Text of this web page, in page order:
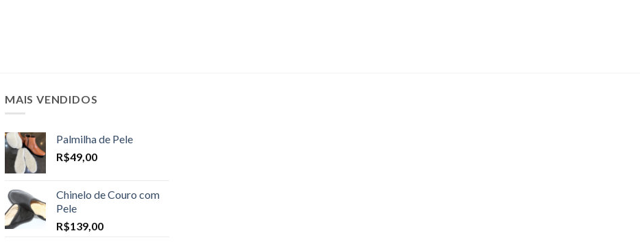
MAIS VENDIDOS
Palmilha de Pele
R$49,00
Chinelo de Couro com
Pele
R$139,00